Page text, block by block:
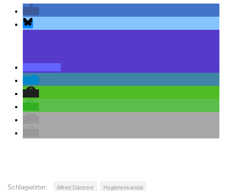
Schlagwörter: Alfred Dänzere Hygieneskandal